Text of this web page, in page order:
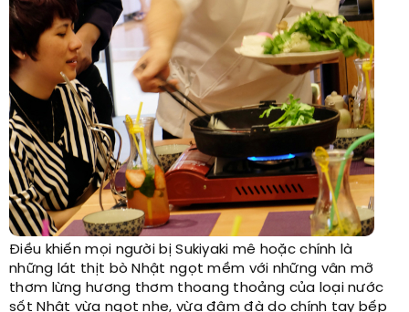
Điều khiến mọi người bị Sukiyaki mê hoặc chính là
những lát thịt bò Nhật ngọt mềm với những vân mỡ
thơm lừng hương thơm thoang thoảng của loại nước
sốt Nhật vừa ngọt nhẹ, vừa đậm đà do chính tay bếp